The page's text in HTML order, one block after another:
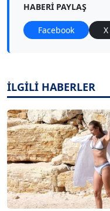
HABERI PAYLAŞ
Facebook X
İLGİLİ HABERLER